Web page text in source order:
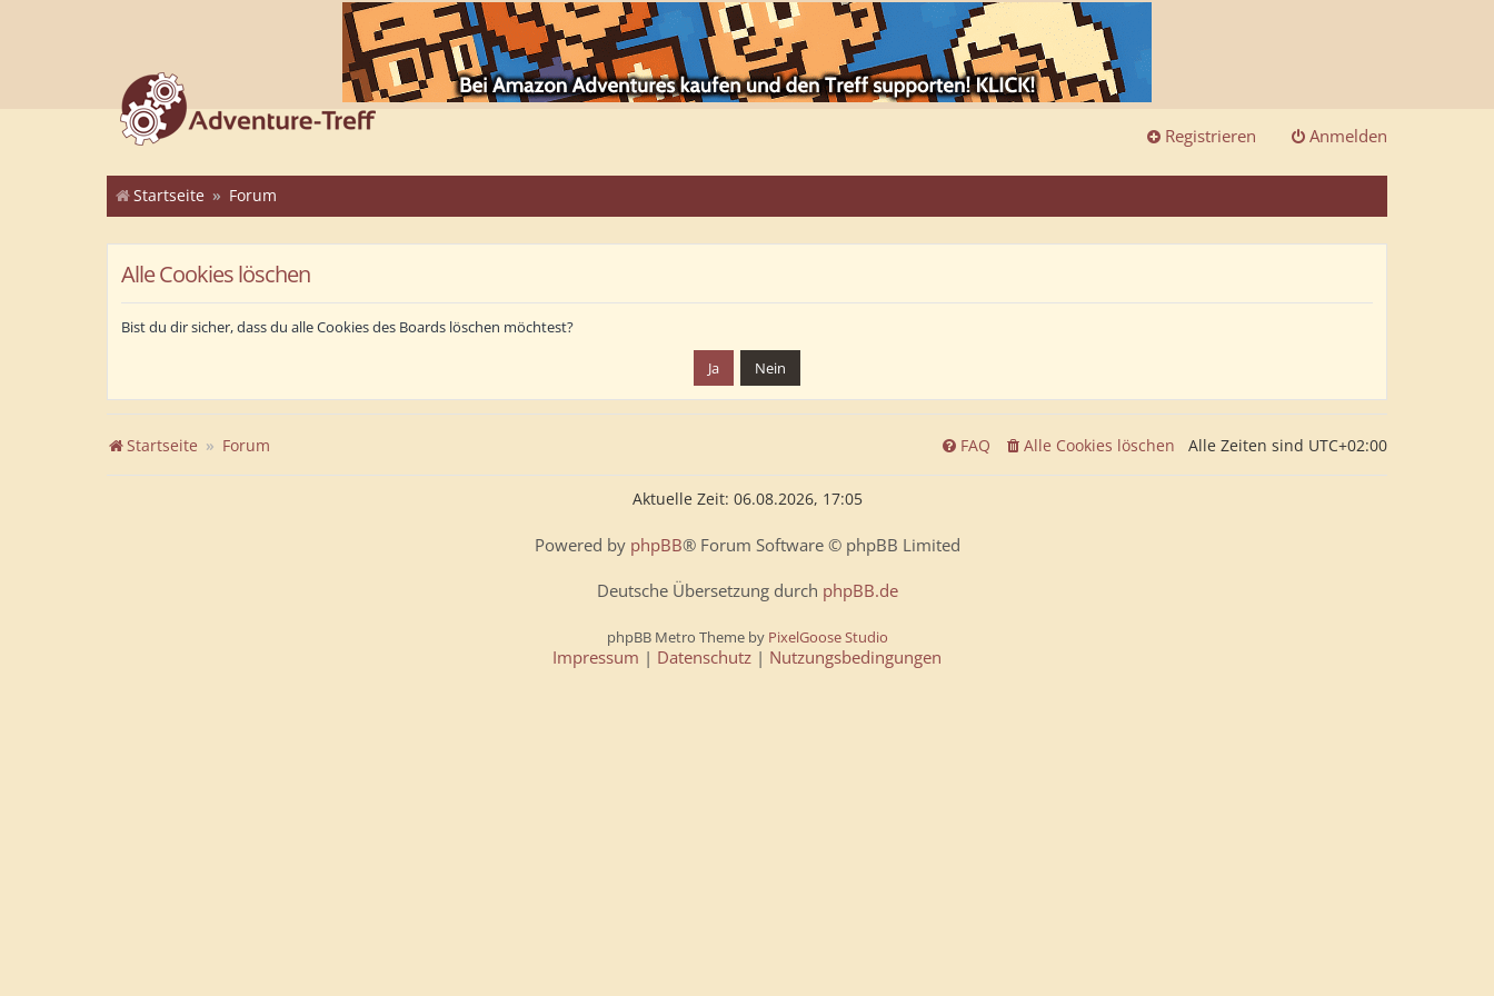
Anmelden
Registrieren
Startseite Forum
Alle Cookies löschen
Bist du dir sicher, dass du alle Cookies des Boards löschen möchtest?
Startseite Forum Alle Zeiten sind UTC+02:00
Alle Cookies löschen
FAQ
Aktuelle Zeit: 06.08.2026, 17:05
Powered by phpBB® Forum Software © phpBB Limited
Deutsche Übersetzung durch phpBB.de
phpBB Metro Theme by PixelGoose Studio
Impressum | Datenschutz | Nutzungsbedingungen